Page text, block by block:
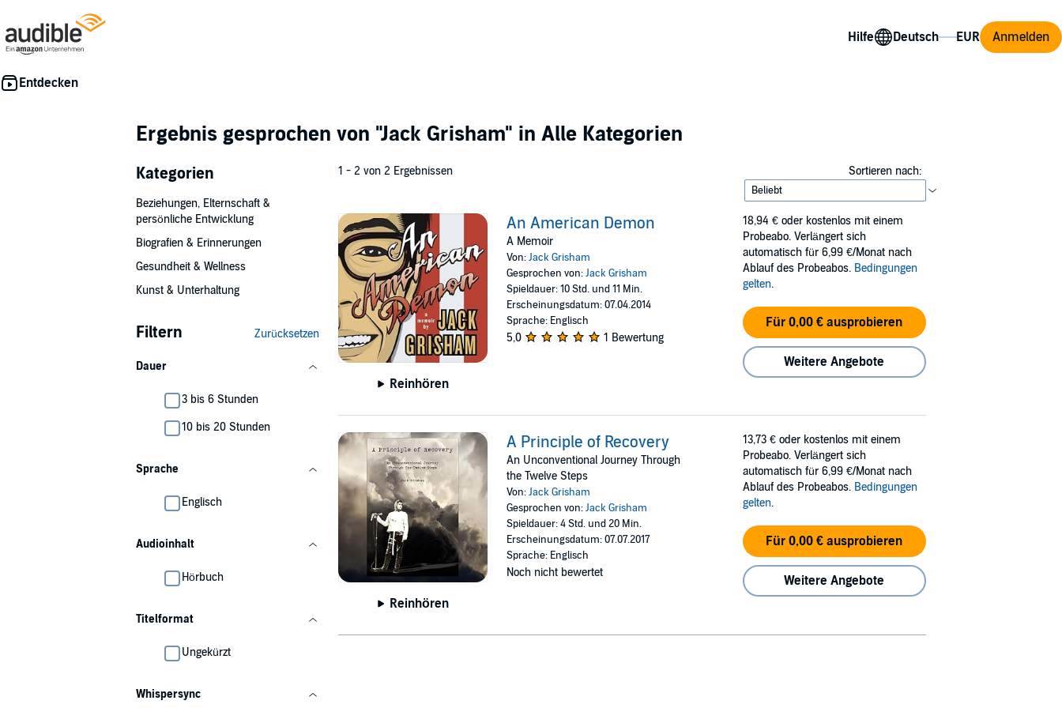
Hilfe Anmelden
Ergebnis gesprochen von "Jack Grisham" in Alle Kategorien
Kategorien
Beziehungen, Elternschaft &
persönliche Entwicklung
Biografien & Erinnerungen
Gesundheit & Wellness
Kunst & Unterhaltung
Filtern Zurücksetzen
Dauer
3 bis 6 Stunden
10 bis 20 Stunden
Sprache
Englisch
Audioinhalt
Hörbuch
Titelformat
Ungekürzt
Whispersync
1 - 2 von 2 Ergebnissen Sortieren nach:
Reinhören
An American Demon
A Memoir
Von:Jack Grisham
Gesprochen von:Jack Grisham
Spieldauer: 10 Std. und 11 Min.
Erscheinungsdatum: 07.04.2014
Sprache: Englisch
5,0 1 Bewertung
18,94 € oder kostenlos mit einem
Probeabo. Verlängert sich
automatisch für 6,99 €/Monat nach
Ablauf des Probeabos. Bedingungen
gelten.
Für 0,00 € ausprobieren
Weitere Angebote
Reinhören
A Principle of Recovery
An Unconventional Journey Through
the Twelve Steps
Von:Jack Grisham
Gesprochen von:Jack Grisham
Spieldauer: 4 Std. und 20 Min.
Erscheinungsdatum: 07.07.2017
Sprache: Englisch
Noch nicht bewertet
13,73 € oder kostenlos mit einem
Probeabo. Verlängert sich
automatisch für 6,99 €/Monat nach
Ablauf des Probeabos. Bedingungen
gelten.
Für 0,00 € ausprobieren
Weitere Angebote